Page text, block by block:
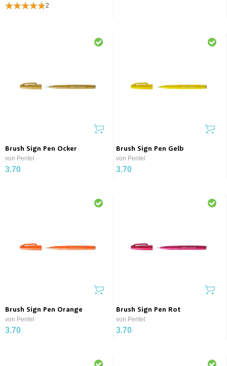
2
Brush Sign Pen Ocker
von Pentel
3.70
Brush Sign Pen Gelb
von Pentel
3.70
Brush Sign Pen Orange
von Pentel
3.70
Brush Sign Pen Rot
von Pentel
3.70